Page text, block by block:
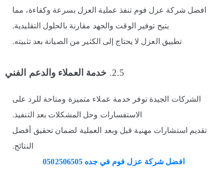
افضل شركة عزل فوم تنفذ عملية العزل بسرعة وكفاءة، مما
يتيح توفير الوقت والجهد مقارنة بالحلول التقليدية.
تطبيق العزل لا يحتاج إلى الكثير من الصيانة بعد تثبيته.
2.5. خدمة العملاء والدعم الفني
الشركات الجيدة توفر خدمة عملاء متميزة ومتاحة للرد على
الاستفسارات وحل المشكلات بعد التنفيذ.
تقديم استشارات مهنية قبل وبعد العملية لضمان تحقيق أفضل
النتائج.
افضل شركة عزل فوم في جده 0502506505